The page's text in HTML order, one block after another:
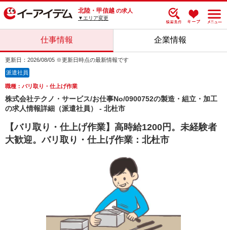
北陸・甲信越 の求人
▼エリア変更
仕事情報 企業情報
更新日：2026/08/05 ※更新日時点の最新情報です
派遣社員
職種：バリ取り・仕上げ作業
株式会社テクノ・サービス/お仕事No/0900752の製造・組立・加工
の求人情報詳細（派遣社員） - 北杜市
【バリ取り・仕上げ作業】高時給1200円。未経験者
大歓迎。バリ取り・仕上げ作業：北杜市